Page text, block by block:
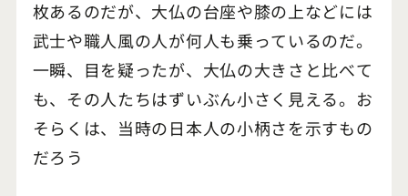
枚あるのだが、大仏の台座や膝の上などには
武士や職人風の人が何人も乗っているのだ。
一瞬、目を疑ったが、大仏の大きさと比べて
も、その人たちはずいぶん小さく見える。お
そらくは、当時の日本人の小柄さを示すもの
だろう